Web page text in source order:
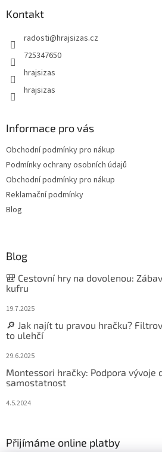
Kontakt
radosti@hrajsizas.cz
725347650
hrajsizas
hrajsizas
Informace pro vás
Obchodní podmínky pro nákup
Podmínky ochrany osobních údajů
Obchodní podmínky pro nákup
Reklamační podmínky
Blog
Blog
🎒 Cestovní hry na dovolenou:
kufru
19.7.2025
🔎 Jak najít tu pravou hračku?
to ulehčí
29.6.2025
Montessori hračky: Podpora
samostatnost
4.5.2024
Přijímáme online platby